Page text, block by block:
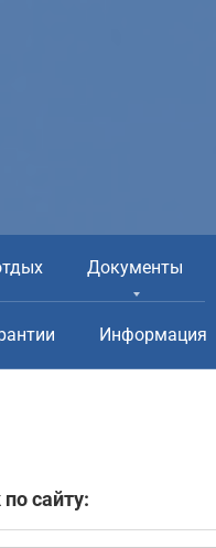
Документы
Информация
сайту: